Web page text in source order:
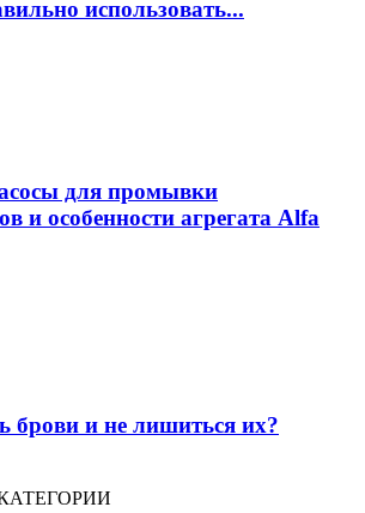
использовать...
для промывки
и особенности агрегата Alfa
брови и не лишиться их?